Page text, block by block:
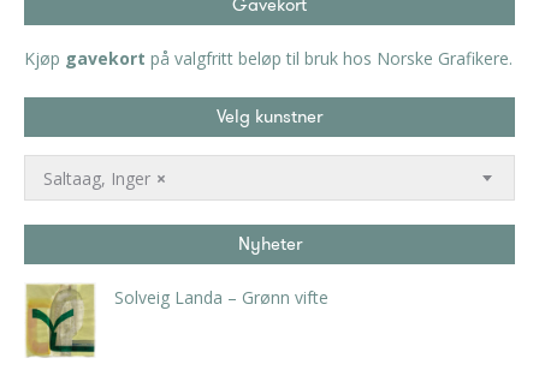
Kjøp gavekort på valgfritt beløp til bruk hos Norske Grafikere.
Velg kunstner
×
Saltaag, Inger
Nyheter
Solveig Landa – Grønn vifte